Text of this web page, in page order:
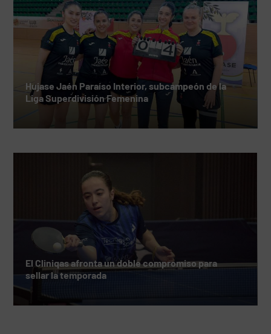
Hujase Jaén Paraíso Interior, subcampeón de la
Liga Superdivisión Femenina
El Cliniqas afronta un doble compromiso para
sellar la temporada